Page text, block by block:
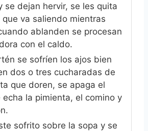
se dejan hervir, se les quita
que va saliendo mientras
ablanden se procesan
con el caldo.
se sofríen los ajos bien
dos o tres cucharadas de
que doren, se apaga el
echa la pimienta, el comino y
sofrito sobre la sopa y se